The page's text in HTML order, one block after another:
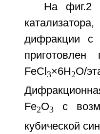
На фиг.2
дифракции с
FeCl 3×6H2O/
Fe2O3 с
кубической